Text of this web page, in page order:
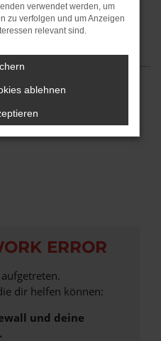
ERROR
dir helfen können:
und deine
verwendet werden, um
zu verfolgen und um Anzeigen
relevant sind.
ablehnen